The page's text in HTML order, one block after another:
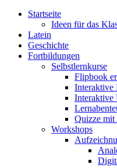
Startseite
Ideen für das
Latein
Geschichte
Fortbildungen
Selbstlernkurse
Flipbook
Interaktive
Interaktive
Quizze mit
Workshops